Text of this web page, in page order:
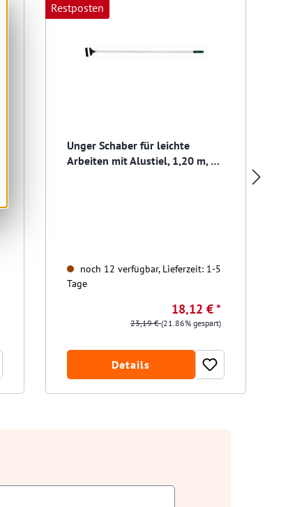
Restposten
Unger Schaber für leichte
Arbeiten mit Alustiel, 1,20 m, 10
noch 12 verfügbar, Lieferzeit: 1-5
Tage
18,12 € *
23,19 €(21.86% gespart)
Details